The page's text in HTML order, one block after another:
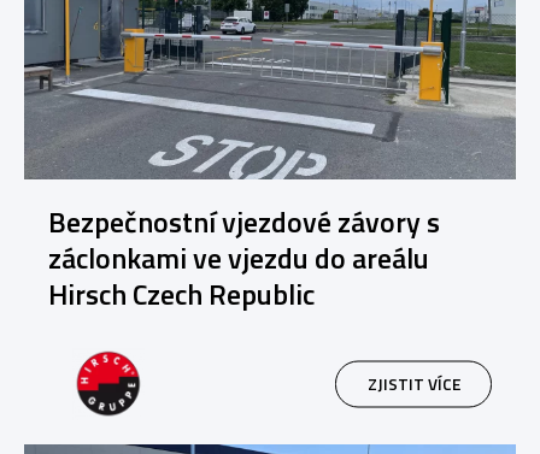
Bezpečnostní vjezdové závory s
záclonkami ve vjezdu do areálu
Hirsch Czech Republic
ZJISTIT VÍCE